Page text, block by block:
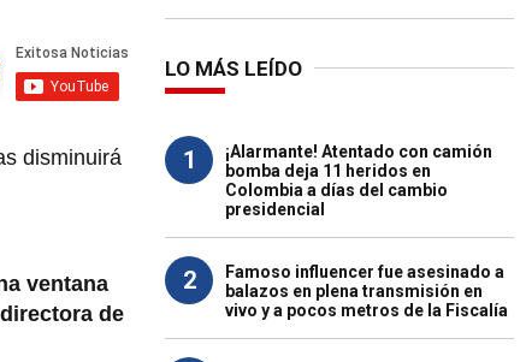
disminuirá
ventana
de
LO MÁS LEÍDO
1
¡Alarmante! Atentado con camión
bomba deja 11 heridos en
Colombia a días del cambio
presidencial
2
Famoso influencer fue asesinado a
balazos en plena transmisión en
vivo y a pocos metros de la Fiscalía